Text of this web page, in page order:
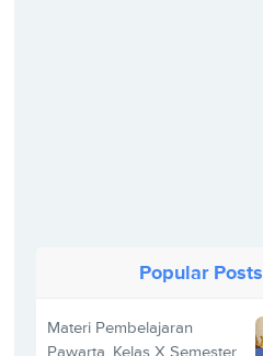
Popular Posts
Materi Pembelajaran
Pawarta, Kelas X Semester